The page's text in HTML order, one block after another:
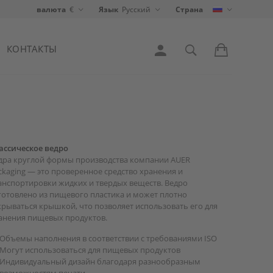
валюта € Язык Pусский Страна
КОНТАКТЫ
ведро
круглой формы производства компании AUER
— это проверенное средство хранения и
жидких и твердых веществ. Ведро
из пищевого пластика и может плотно
крышкой, что позволяет использовать его для
пищевых продуктов.
Объемы наполнения в соответствии с требованиями ISO
Могут использоваться для пищевых продуктов
Индивидуальный дизайн благодаря разнообразным